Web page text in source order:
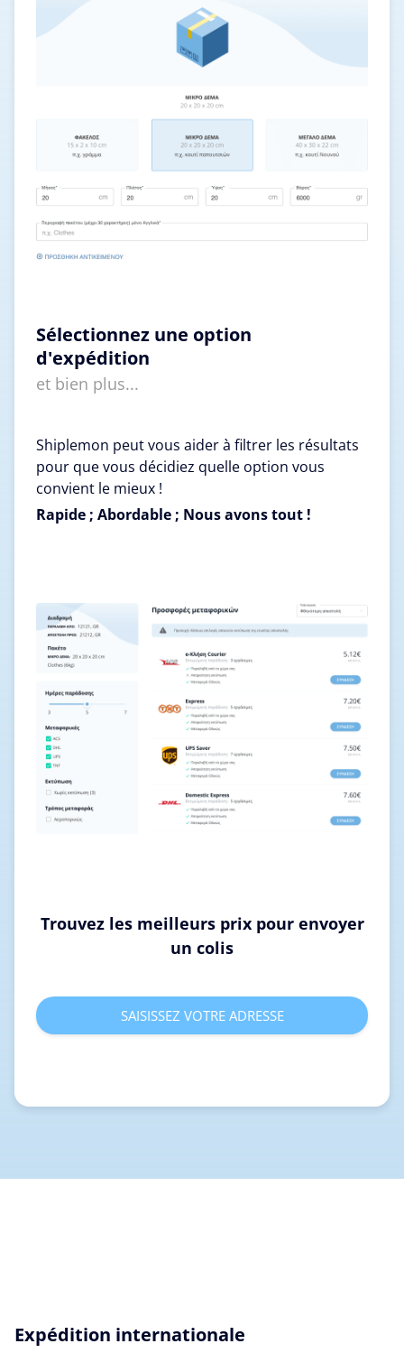
Sélectionnez une option
d'expédition
et bien plus...
Shiplemon peut vous aider à filtrer les résultats
pour que vous décidiez quelle option vous
convient le mieux !
Rapide ; Abordable ; Nous avons tout !
Trouvez les meilleurs prix pour envoyer
un colis
SAISISSEZ VOTRE ADRESSE
Expédition internationale